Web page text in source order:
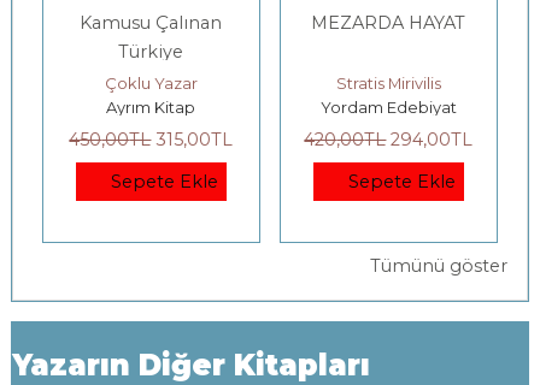
Al Hammond, Robert Kates, Rob Swart
Kamusu Çalınan
Türkiye
Çoklu Yazar
Ayrım Kitap
450,00TL 315,00TL
Sepete Ekle
MEZARDA HAYAT
Stratis Mirivilis
Yordam Edebiyat
420,00TL 294,00TL
Sepete Ekle
Tümünü göster
Yazarın Diğer Kitapları